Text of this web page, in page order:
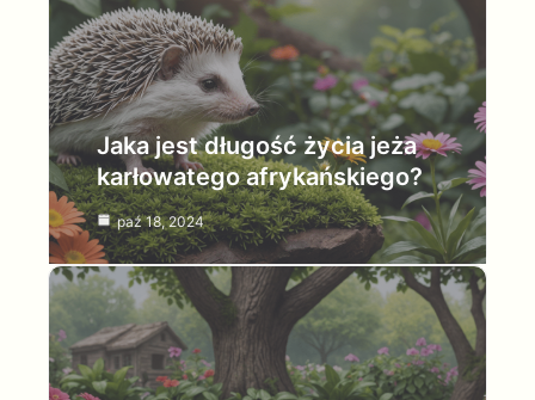
Jaka jest długość życia jeża
karłowatego afrykańskiego?
paź 18, 2024